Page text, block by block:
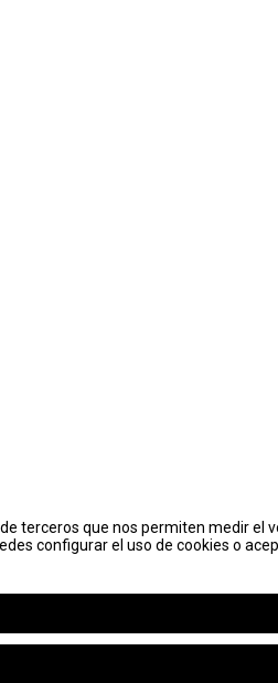
terceros que nos permiten medir el
configurar el uso de cookies o